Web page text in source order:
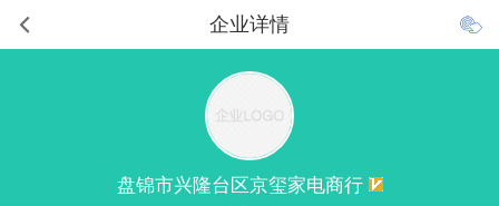
企业详情
盘锦市兴隆台区京玺家电商行